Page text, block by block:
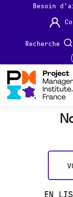
Besoin
Recherche
EN